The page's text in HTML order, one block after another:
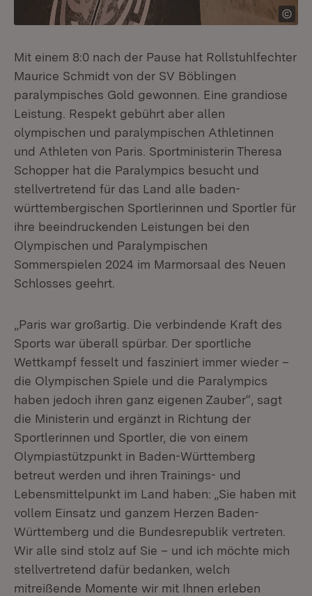
Mit einem 8:0 nach der Pause hat Rollstuhlfechter
Maurice Schmidt von der SV Böblingen
paralympisches Gold gewonnen. Eine grandiose
Leistung. Respekt gebührt aber allen
olympischen und paralympischen Athletinnen
und Athleten von Paris. Sportministerin Theresa
Schopper hat die Paralympics besucht und
stellvertretend für das Land alle baden-
württembergischen Sportlerinnen und Sportler für
ihre beeindruckenden Leistungen bei den
Olympischen und Paralympischen
Sommerspielen 2024 im Marmorsaal des Neuen
Schlosses geehrt.
„Paris war großartig. Die verbindende Kraft des
Sports war überall spürbar. Der sportliche
Wettkampf fesselt und fasziniert immer wieder –
die Olympischen Spiele und die Paralympics
haben jedoch ihren ganz eigenen Zauber“, sagt
die Ministerin und ergänzt in Richtung der
Sportlerinnen und Sportler, die von einem
Olympiastützpunkt in Baden-Württemberg
betreut werden und ihren Trainings- und
Lebensmittelpunkt im Land haben: „Sie haben mit
vollem Einsatz und ganzem Herzen Baden-
Württemberg und die Bundesrepublik vertreten.
Wir alle sind stolz auf Sie – und ich möchte mich
stellvertretend dafür bedanken, welch
mitreißende Momente wir mit Ihnen erleben